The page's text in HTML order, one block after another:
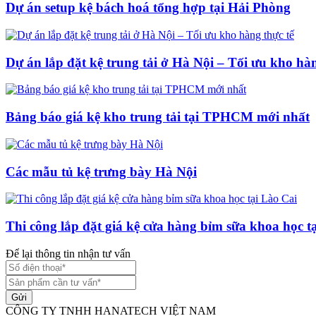
Dự án setup kệ bách hoá tổng hợp tại Hải Phòng
Dự án lắp đặt kệ trung tải ở Hà Nội – Tối ưu kho
Bảng báo giá kệ kho trung tải tại TPHCM mới nhất
Các mẫu tủ kệ trưng bày Hà Nội
Thi công lắp đặt giá kệ cửa hàng bỉm sữa khoa học
Để lại thông tin nhận tư vấn
Gửi
CÔNG TY TNHH HANATECH VIỆT NAM